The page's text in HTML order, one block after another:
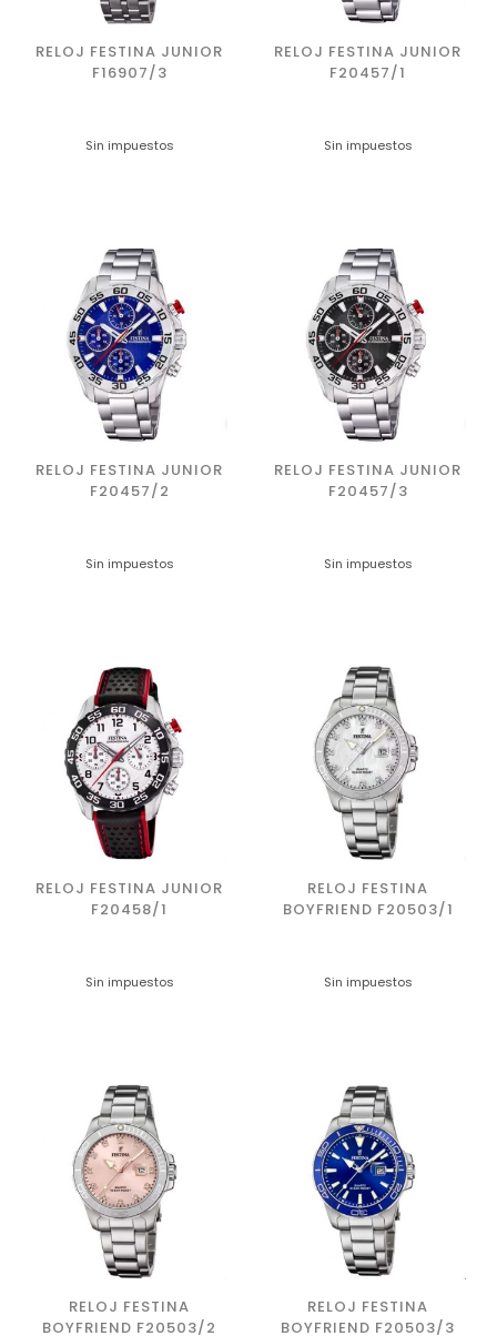
RELOJ FESTINA JUNIOR
F16907/3
Sin impuestos
RELOJ FESTINA JUNIOR
F20457/1
Sin impuestos
RELOJ FESTINA JUNIOR
F20457/2
Sin impuestos
RELOJ FESTINA JUNIOR
F20457/3
Sin impuestos
RELOJ FESTINA JUNIOR
F20458/1
Sin impuestos
RELOJ FESTINA
BOYFRIEND F20503/1
Sin impuestos
RELOJ FESTINA
BOYFRIEND F20503/2
RELOJ FESTINA
BOYFRIEND F20503/3